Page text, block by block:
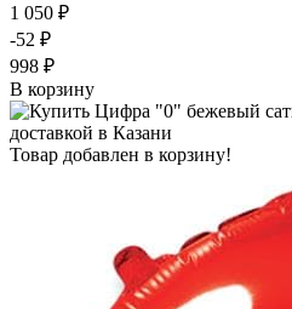
1 050 ₽
-52 ₽
998 ₽
В корзину
Товар добавлен в корзину!